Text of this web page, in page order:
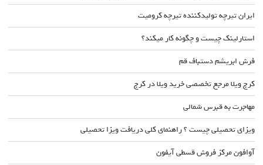
ایران تیرچه تولیدکننده تیرچه کرومیت
استارلینک چیست و چگونه کار میکند؟
فرش ابریشم دستباف قم
کرج ویلا مرجع تخصصی خرید ویلا در کرج
مهاجرت به قبرس شمالی
ویزای تحصیلی چیست ؟ راهنمای کلی دریافت ویزا تحصیلی
آوافون مرکز فروش قسطی آیفون